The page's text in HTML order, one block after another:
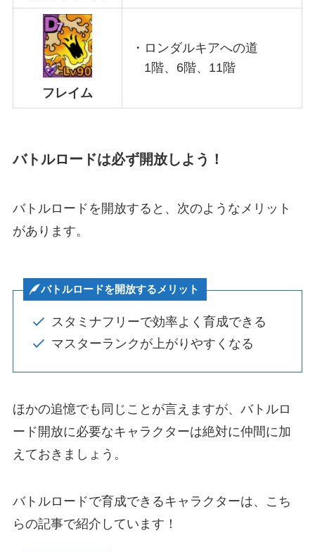
フレイム
・ロンダルキアへの道
1階、6階、11階
バトルロードは必ず開放しよう！
バトルロードを開放すると、次のようなメリット
があります。
バトルロードを開放するメリット
スタミナフリーで効率よく育成できる
マスターランクが上がりやすくなる
ほかの追憶でも同じことが言えますが、バトルロ
ード開放に必要なキャラクターは絶対に仲間に加
えておきましょう。
バトルロードで育成できるキャラクターは、こち
らの記事で紹介しています！